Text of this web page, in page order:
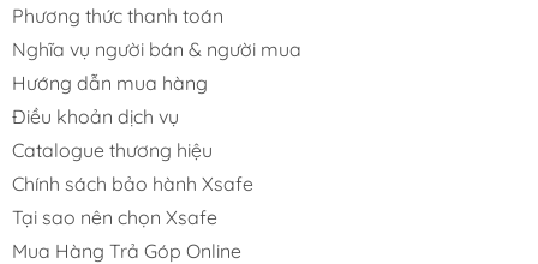
Phương thức thanh toán
Nghĩa vụ người bán & người mua
Hướng dẫn mua hàng
Điều khoản dịch vụ
Catalogue thương hiệu
Chính sách bảo hành Xsafe
Tại sao nên chọn Xsafe
Mua Hàng Trả Góp Online